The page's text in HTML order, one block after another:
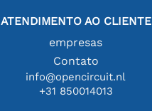
ATENDIMENTO AO CLIENTE
empresas
Contato
info@opencircuit.nl
+31 850014013